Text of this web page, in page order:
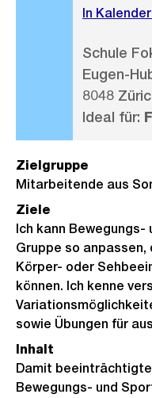
In
Schule
Eugen-
8048
Ideal für:
Zielgruppe
Mitarbeitende aus
Ziele
Ich kann
Gruppe so anpassen,
Körper- oder
können. Ich kenne
sowie Übungen für
Inhalt
Damit
Bewegungs- und